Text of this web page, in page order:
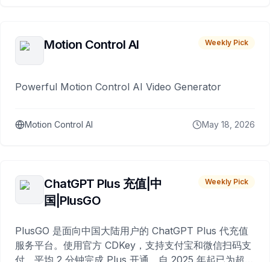
Motion Control AI Weekly Pick
Powerful Motion Control AI Video Generator
Motion Control AI May 18, 2026
ChatGPT Plus 充值|中
国|PlusGO
Weekly Pick
PlusGO 是面向中国大陆用户的 ChatGPT Plus 代充值
服务平台。使用官方 CDKey，支持支付宝和微信扫码支
付，平均 2 分钟完成 Plus 开通，自 2025 年起已为超过